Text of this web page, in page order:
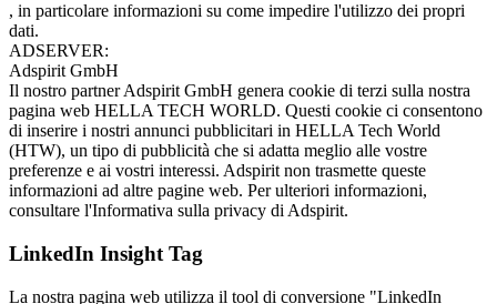
, in particolare informazioni su come impedire l'utilizzo dei propri
dati.
ADSERVER:
Adspirit GmbH
Il nostro partner Adspirit GmbH genera cookie di terzi sulla nostra
pagina web HELLA TECH WORLD. Questi cookie ci consentono
di inserire i nostri annunci pubblicitari in HELLA Tech World
(HTW), un tipo di pubblicità che si adatta meglio alle vostre
preferenze e ai vostri interessi. Adspirit non trasmette queste
informazioni ad altre pagine web. Per ulteriori informazioni,
consultare l'Informativa sulla privacy di Adspirit.
LinkedIn Insight Tag
La nostra pagina web utilizza il tool di conversione "LinkedIn